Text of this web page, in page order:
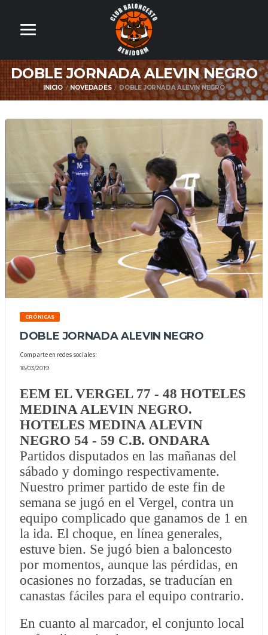
DOBLE JORNADA ALEVIN NEGRO
INICIO NOVEDADES DOBLE JORNADA ALEVIN NEGRO
CRÓNICAS
DOBLE JORNADA ALEVIN NEGRO
Comparte en redes sociales:
18/03/2019
EEM EL VERGEL 77 - 48 HOTELES
MEDINA ALEVIN NEGRO.
HOTELES MEDINA ALEVIN
NEGRO 54 - 59 C.B. ONDARA
Partidos disputados en las mañanas del
sábado y domingo respectivamente.
Nuestro primer partido de este fin de
semana se jugó en el Vergel, contra un
equipo complicado que ganamos de 1 en
la ida. El choque, en línea generales,
estuve bien. Se jugó bien a baloncesto
por momentos, aunque las pérdidas, en
ocasiones no forzadas, se traducían en
canastas fáciles para el equipo contrario.
En cuanto al marcador, el conjunto local